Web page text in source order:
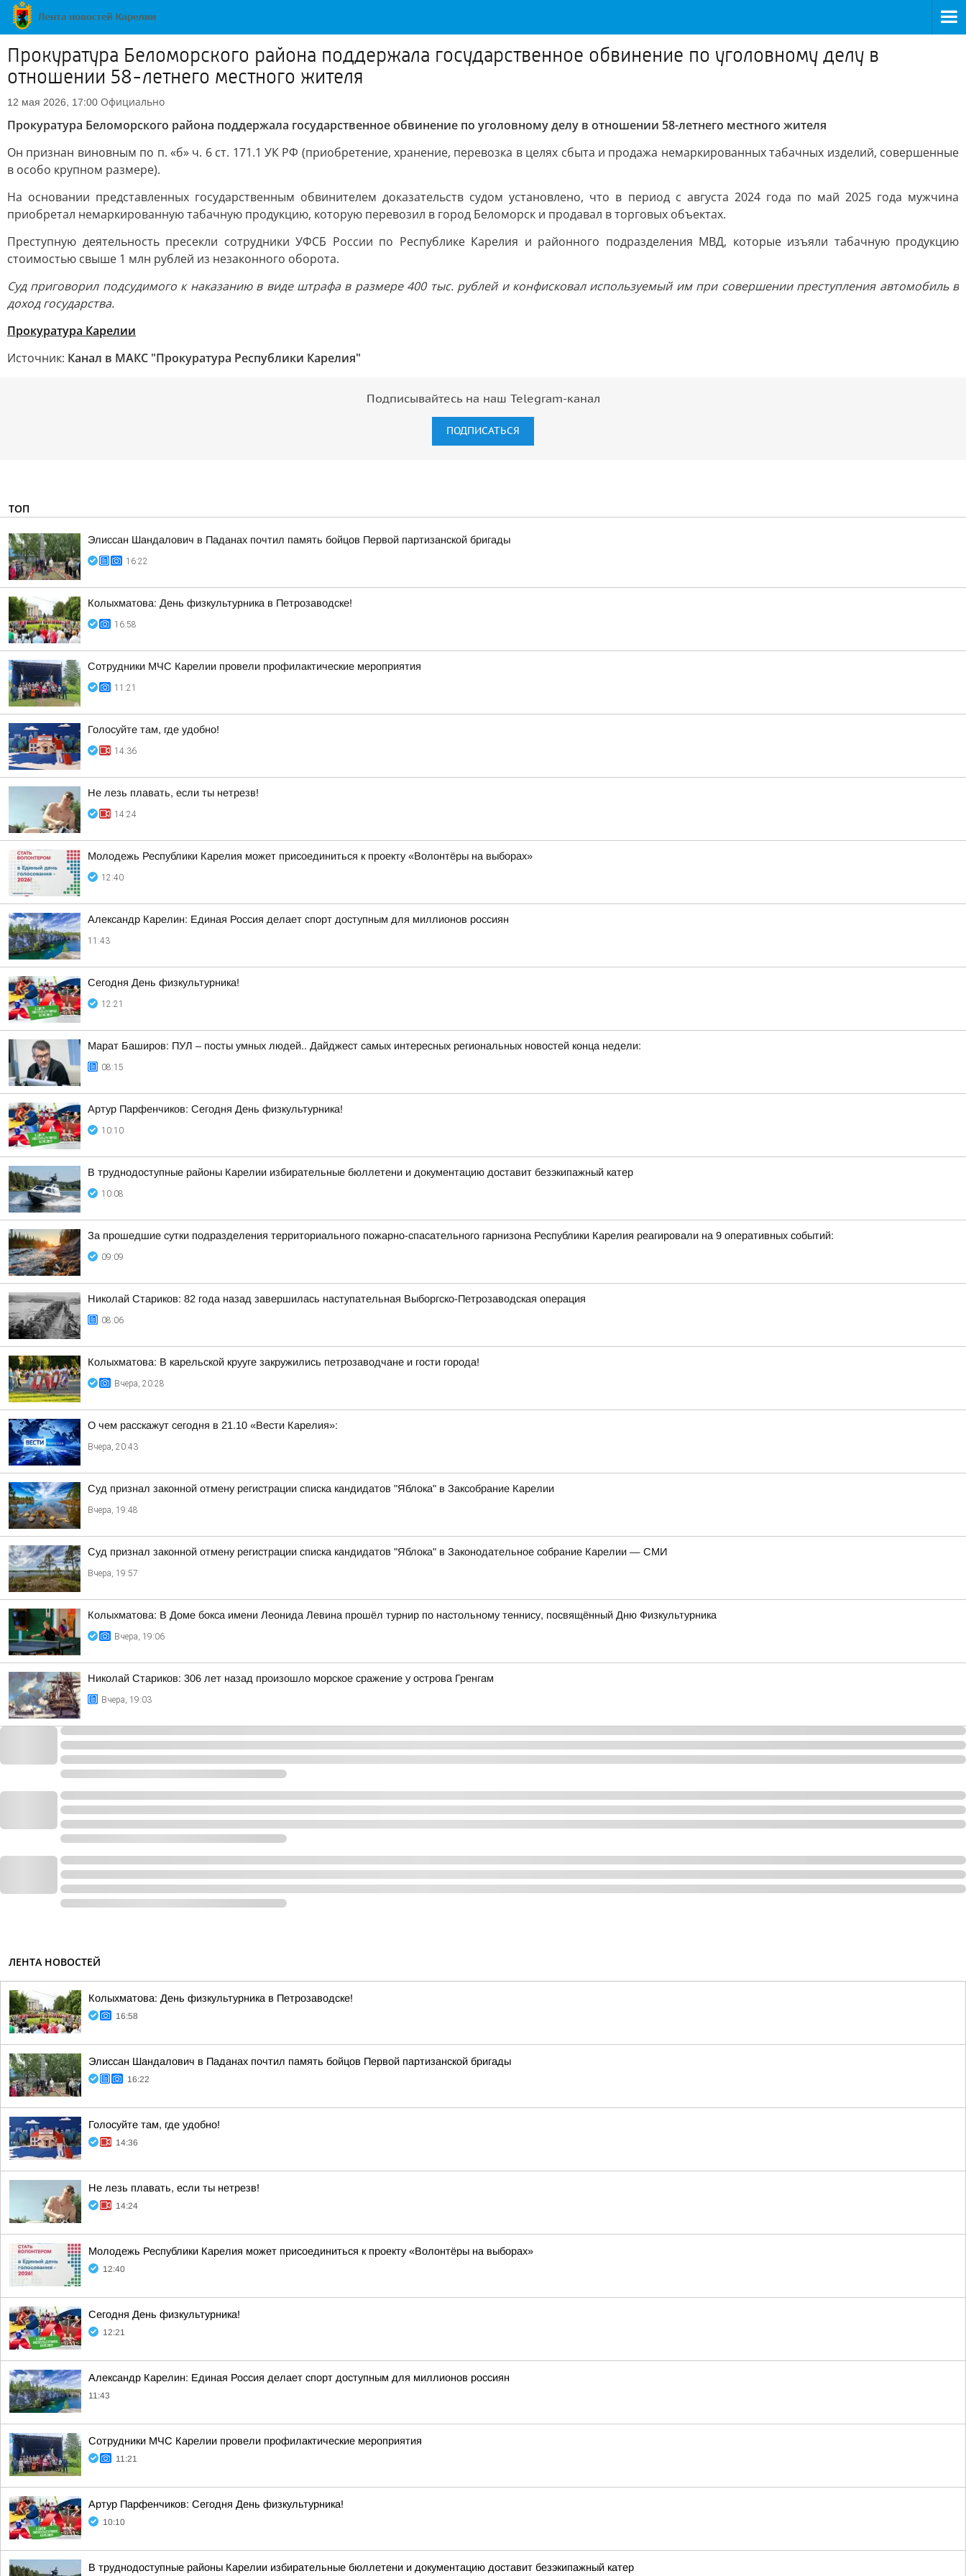
Прокуратура Беломорского района поддержала государственное обвинение по уголовному делу в
отношении 58-летнего местного жителя
12 мая 2026, 17:00 Официально
Прокуратура Беломорского района поддержала государственное обвинение по уголовному делу в отношении 58-летнего местного жителя
Он признан виновным по п. «б» ч. 6 ст. 171.1 УК РФ (приобретение, хранение, перевозка в целях сбыта и продажа немаркированных табачных изделий, совершенные
в особо крупном размере).
На основании представленных государственным обвинителем доказательств судом установлено, что в период с августа 2024 года по май 2025 года мужчина
приобретал немаркированную табачную продукцию, которую перевозил в город Беломорск и продавал в торговых объектах.
Преступную деятельность пресекли сотрудники УФСБ России по Республике Карелия и районного подразделения МВД, которые изъяли табачную продукцию
стоимостью свыше 1 млн рублей из незаконного оборота.
Суд приговорил подсудимого к наказанию в виде штрафа в размере 400 тыс. рублей и конфисковал используемый им при совершении преступления автомобиль в
доход государства.
Прокуратура Карелии
Источник: Канал в МАКС "Прокуратура Республики Карелия"
Подписывайтесь на наш Telegram-канал
ПОДПИСАТЬСЯ
ТОП
Элиссан Шандалович в Паданах почтил память бойцов Первой партизанской бригады
16:22
Колыхматова: День физкультурника в Петрозаводске!
16:58
Сотрудники МЧС Карелии провели профилактические мероприятия
11:21
Голосуйте там, где удобно!
14:36
Не лезь плавать, если ты нетрезв!
14:24
Молодежь Республики Карелия может присоединиться к проекту «Волонтёры на выборах»
12:40
Александр Карелин: Единая Россия делает спорт доступным для миллионов россиян
11:43
Сегодня День физкультурника!
12:21
Марат Баширов: ПУЛ – посты умных людей.. Дайджест самых интересных региональных новостей конца недели:
08:15
Артур Парфенчиков: Сегодня День физкультурника!
10:10
В труднодоступные районы Карелии избирательные бюллетени и документацию доставит безэкипажный катер
10:08
За прошедшие сутки подразделения территориального пожарно-спасательного гарнизона Республики Карелия реагировали на 9 оперативных событий:
09:09
Николай Стариков: 82 года назад завершилась наступательная Выборгско-Петрозаводская операция
08:06
Колыхматова: В карельской крууге закружились петрозаводчане и гости города!
Вчера, 20:28
О чем расскажут сегодня в 21.10 «Вести Карелия»:
Вчера, 20:43
Суд признал законной отмену регистрации списка кандидатов "Яблока" в Заксобрание Карелии
Вчера, 19:48
Суд признал законной отмену регистрации списка кандидатов "Яблока" в Законодательное собрание Карелии — СМИ
Вчера, 19:57
Колыхматова: В Доме бокса имени Леонида Левина прошёл турнир по настольному теннису, посвящённый Дню Физкультурника
Вчера, 19:06
Николай Стариков: 306 лет назад произошло морское сражение у острова Гренгам
Вчера, 19:03
ЛЕНТА НОВОСТЕЙ
Колыхматова: День физкультурника в Петрозаводске!
16:58
Элиссан Шандалович в Паданах почтил память бойцов Первой партизанской бригады
16:22
Голосуйте там, где удобно!
14:36
Не лезь плавать, если ты нетрезв!
14:24
Молодежь Республики Карелия может присоединиться к проекту «Волонтёры на выборах»
12:40
Сегодня День физкультурника!
12:21
Александр Карелин: Единая Россия делает спорт доступным для миллионов россиян
11:43
Сотрудники МЧС Карелии провели профилактические мероприятия
11:21
Артур Парфенчиков: Сегодня День физкультурника!
10:10
В труднодоступные районы Карелии избирательные бюллетени и документацию доставит безэкипажный катер